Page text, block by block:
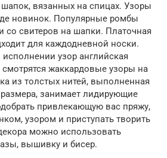
вязанных на спицах. Узоры
новинок. Популярные ромбы
со свитеров на шапки. Платочная
для каждодневной носки.
узор английская
жаккардовые узоры на
из толстых нитей, выполненная
занимает лидирующие
привлекающую вас пряжу,
узором и приступать творить
можно использовать
вышивку и бисер.